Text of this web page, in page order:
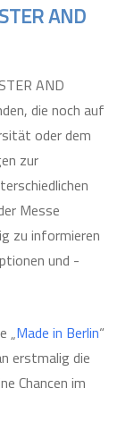
AND
AND
die noch auf
oder dem
zur
Messe
zu informieren
und -
„Made in Berlin“
erstmalig die
Chancen im